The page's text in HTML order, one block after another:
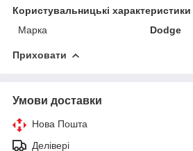
Користувальницькі характеристики
Марка
Dodge
Приховати
Умови доставки
Нова Пошта
Делівері